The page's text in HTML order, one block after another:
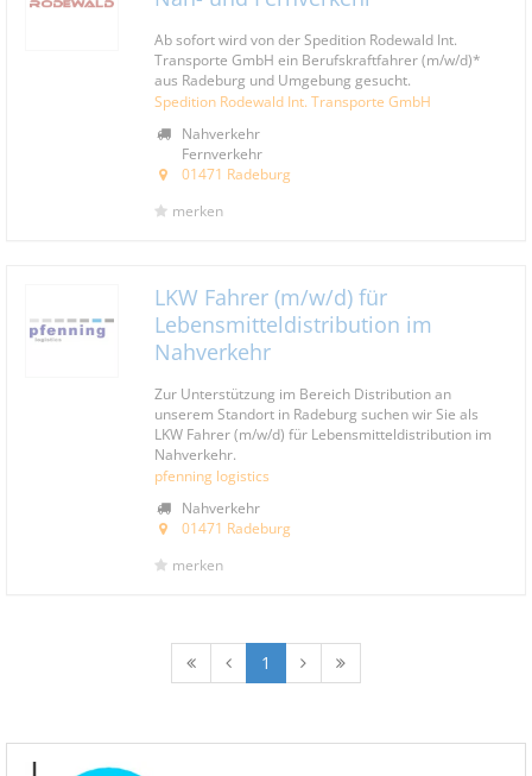
Ab sofort wird von der Spedition Rodewald Int.
Transporte GmbH ein Berufskraftfahrer (m/w/d)*
aus Radeburg und Umgebung gesucht.
Spedition Rodewald Int. Transporte GmbH
Nahverkehr
Fernverkehr
01471 Radeburg
merken
LKW Fahrer (m/w/d) für
Lebensmitteldistribution im
Nahverkehr
Zur Unterstützung im Bereich Distribution an
unserem Standort in Radeburg suchen wir Sie als
LKW Fahrer (m/w/d) für Lebensmitteldistribution im
Nahverkehr.
pfenning logistics
Nahverkehr
01471 Radeburg
merken
1